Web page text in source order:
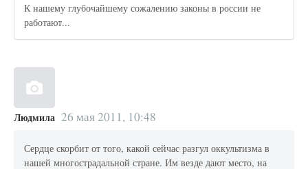
К нашему глубочайшему сожалению законы в россии не
работают...
Людмила 26 мая 2011, 10:48
Сердце скорбит от того, какой сейчас разгул оккультизма в
нашей многострадальной стране. Им везде дают место, на